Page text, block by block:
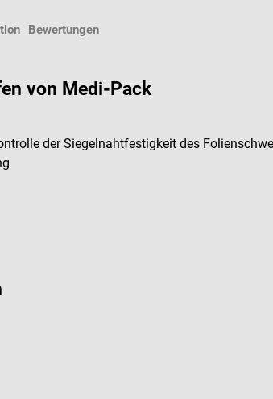
Bewertungen
von Medi-Pack
der Siegelnahtfestigkeit des